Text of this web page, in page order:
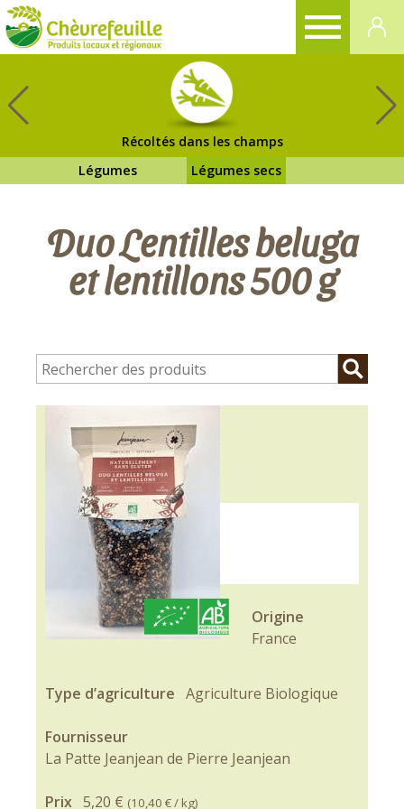
Récoltés dans les champs
Légumes
Légumes secs
Duo Lentilles beluga
et lentillons 500 g
Origine
France
Type d’agriculture Agriculture Biologique
Fournisseur
La Patte Jeanjean de Pierre Jeanjean
Prix 5,20 € (10,40 €/ kg)